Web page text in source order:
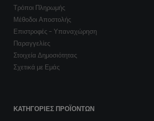
Τρόποι Πληρωμής
Μέθοδοι Αποστολής
Επιστροφές - Υπαναχώρηση
Παραγγελίες
Στοιχεία Δημοσιότητας
Σχετικά με Εμάς
ΚΑΤΗΓΟΡΊΕΣ ΠΡΟΪΌΝΤΩΝ